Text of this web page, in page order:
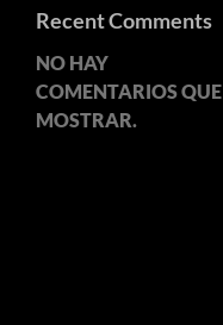
Recent Comments
NO HAY
COMENTARIOS QUE
MOSTRAR.